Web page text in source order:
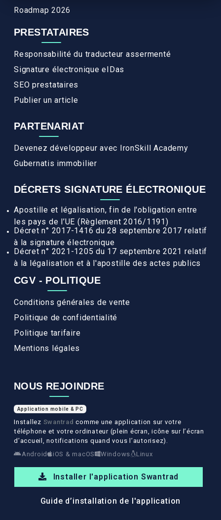
Roadmap 2026
PRESTATAIRES
Responsabilité du traducteur assermenté
Signature électronique eIDas
SEO prestataires
Publier un article
PARTENARIAT
Devenez développeur avec IronSkill Academy
Gubernatis immobilier
DÉCRETS SIGNATURE ÉLECTRONIQUE
Apostille et légalisation, fin de l'obligation entre
les pays de l’UE (Règlement 2016/1191)
Décret n° 2017-1416 du 28 septembre 2017 relatif
à la signature électronique
Décret n° 2021-1205 du 17 septembre 2021 relatif
à la légalisation et à l'apostille des actes publics
CGV - POLITIQUE
Conditions générales de vente
Politique de confidentialité
Politique tarifaire
Mentions légales
NOUS REJOINDRE
Application mobile & PC
Installez Swantrad comme une application sur votre
téléphone et votre ordinateur (plein écran, icône sur l’écran
d’accueil, notifications quand vous l’autorisez).
Android
iOS & macOS Windows Linux
Installer l'application Swantrad
Guide d’installation de l'application